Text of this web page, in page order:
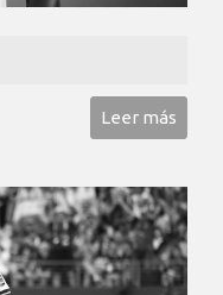
Leer más